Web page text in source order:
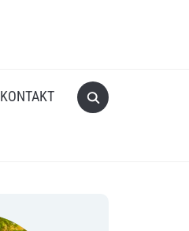
Search
for:
KONTAKT